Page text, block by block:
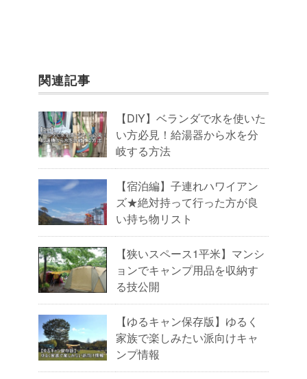
関連記事
【DIY】ベランダで水を使いた
い方必見！給湯器から水を分
岐する方法
【宿泊編】子連れハワイアン
ズ★絶対持って行った方が良
い持ち物リスト
【狭いスペース1平米】マンシ
ョンでキャンプ用品を収納す
る技公開
【ゆるキャン保存版】ゆるく
家族で楽しみたい派向けキャ
ンプ情報